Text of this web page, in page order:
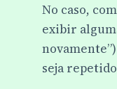
No caso,
exibir
seja